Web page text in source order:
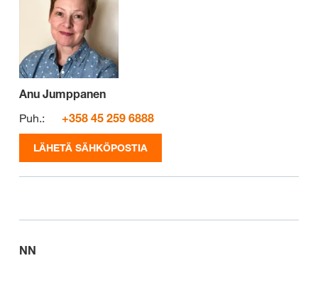
Anu Jumppanen
Puh.:
+358 45 259 6888
LÄHETÄ SÄHKÖPOSTIA
NN